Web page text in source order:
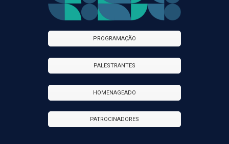
PROGRAMAÇÃO
PALESTRANTES
HOMENAGEADO
PATROCINADORES